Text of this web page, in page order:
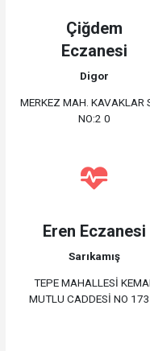
Çiğdem
Eczanesi
Digor
MERKEZ MAH. KAVAKLAR
NO:2 0
Eren Eczanesi
Sarıkamış
TEPE MAHALLESİ KEMAL
MUTLU CADDESİ NO